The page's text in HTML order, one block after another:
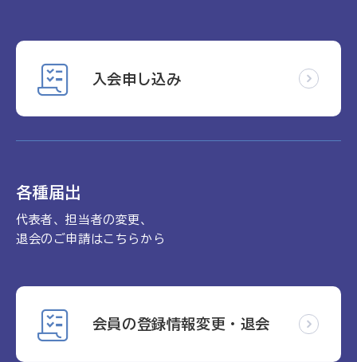
入会申し込み
各種届出
代表者、担当者の変更、
退会のご申請はこちらから
会員の登録情報変更・退会